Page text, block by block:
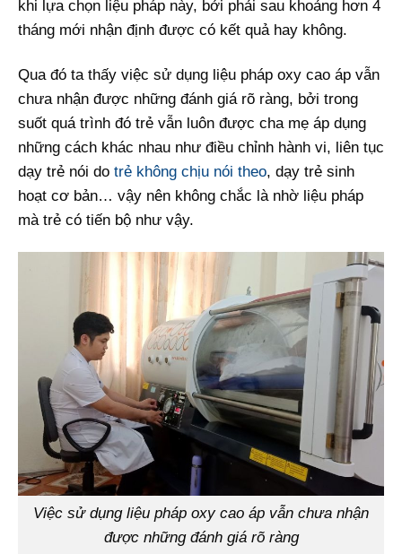
khi lựa chọn liệu pháp này, bởi phải sau khoảng hơn 4
tháng mới nhận định được có kết quả hay không.
Qua đó ta thấy việc sử dụng liệu pháp oxy cao áp vẫn
chưa nhận được những đánh giá rõ ràng, bởi trong
suốt quá trình đó trẻ vẫn luôn được cha mẹ áp dụng
những cách khác nhau như điều chỉnh hành vi, liên tục
dạy trẻ nói do trẻ không chịu nói theo, dạy trẻ sinh
hoạt cơ bản… vậy nên không chắc là nhờ liệu pháp
mà trẻ có tiến bộ như vậy.
Việc sử dụng liệu pháp oxy cao áp vẫn chưa nhận
được những đánh giá rõ ràng